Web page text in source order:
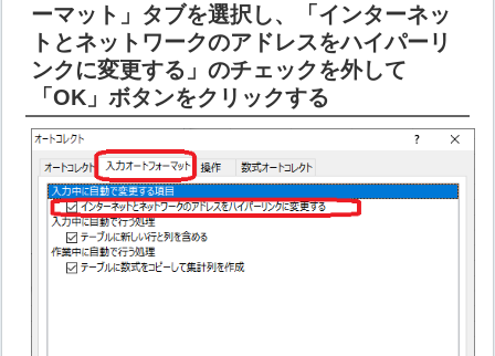
ーマット」タブを選択し、「インターネッ
トとネットワークのアドレスをハイパーリ
ンクに変更する」のチェックを外して
「OK」ボタンをクリックする